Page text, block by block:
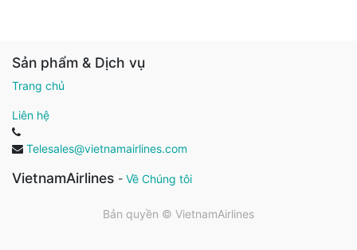
Sản phẩm & Dịch vụ
Trang chủ
Liên hệ
Telesales@vietnamairlines.com
VietnamAirlines - Về Chúng tôi
Bản quyền © VietnamAirlines